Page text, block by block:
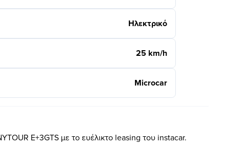
Ηλεκτρικό
25 km/h
Microcar
E+3GTS με το ευέλικτο leasing του instacar.